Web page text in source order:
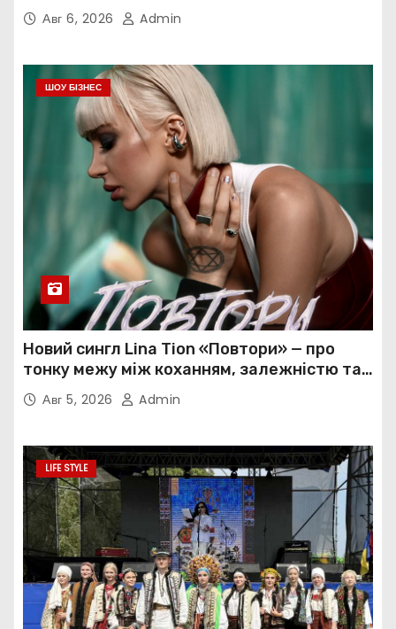
до себе
Авг 6, 2026 Admin
ШОУ БІЗНЕС
Новий сингл Lina Tion «Повтори» — про
тонку межу між коханням, залежністю та
нав’язливою прив’язаністю
Авг 5, 2026 Admin
LIFE STYLE